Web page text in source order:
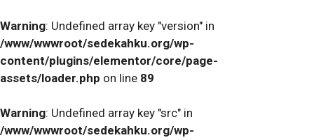
Warning: Undefined array key "version" in
/www/wwwroot/sedekahku.org/wp-
content/plugins/elementor/core/page-
assets/loader.php on line 89
Warning: Undefined array key "src" in
/www/wwwroot/sedekahku.org/wp-